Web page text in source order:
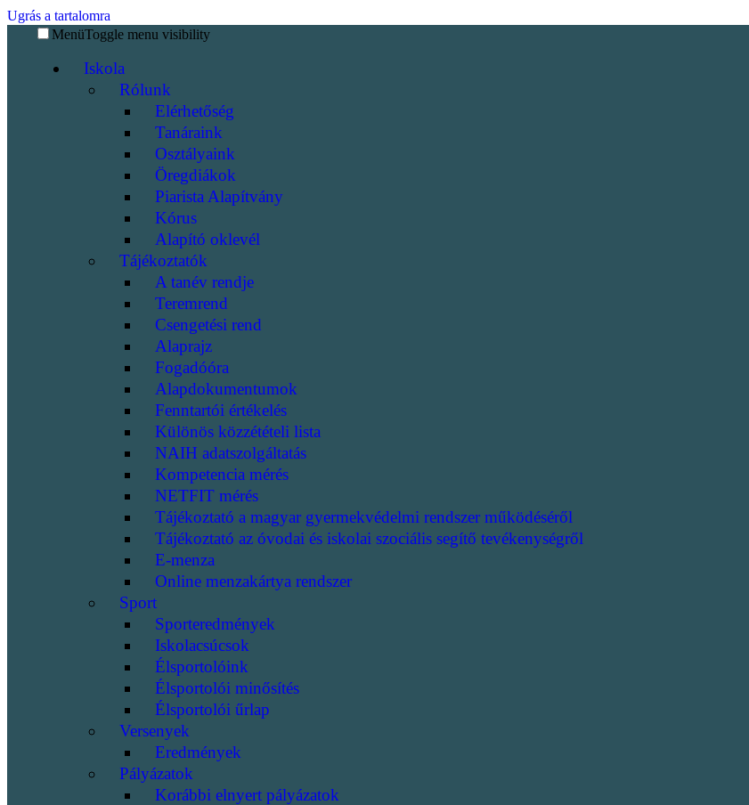
Ugrás a tartalomra
MenüToggle menu visibility
Iskola
Rólunk
Elérhetőség
Tanáraink
Osztályaink
Öregdiákok
Piarista Alapítvány
Kórus
Alapító oklevél
Tájékoztatók
A tanév rendje
Teremrend
Csengetési rend
Alaprajz
Fogadóóra
Alapdokumentumok
Fenntartói értékelés
Különös közzétételi lista
NAIH adatszolgáltatás
Kompetencia mérés
NETFIT mérés
Tájékoztató a magyar gyermekvédelmi rendszer működéséről
Tájékoztató az óvodai és iskolai szociális segítő tevékenységről
E-menza
Online menzakártya rendszer
Sport
Sporteredmények
Iskolacsúcsok
Élsportolóink
Élsportolói minősítés
Élsportolói űrlap
Versenyek
Eredmények
Pályázatok
Korábbi elnyert pályázatok